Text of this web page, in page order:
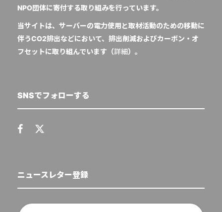
NPO団体に寄付する取り組みを行っています。
当サイトは、サーバーの電力使用と取材活動のための移動に
伴うCO2排出などにおいて、排出削減およびカーボン・オ
フセットに取り組んでいます（詳細）。
SNSでフォローする
ニュースレター登録